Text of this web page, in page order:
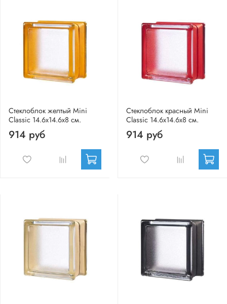
Стеклоблок желтый Mini
Classic 14.6x14.6x8 см.
914 руб
Стеклоблок красный Mini
Classic 14.6x14.6x8 см.
914 руб